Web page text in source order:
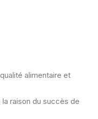
alimentaire et
la raison du succès de